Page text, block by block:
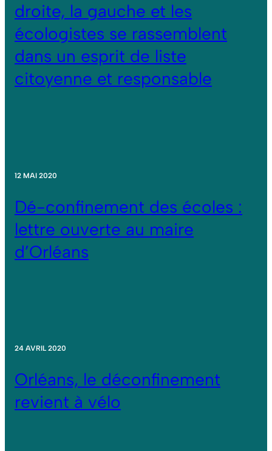
droite, la gauche et les
écologistes se rassemblent
dans un esprit de liste
citoyenne et responsable
12 MAI 2020
Dé-confinement des écoles :
lettre ouverte au maire
d’Orléans
24 AVRIL 2020
Orléans, le déconfinement
revient à vélo